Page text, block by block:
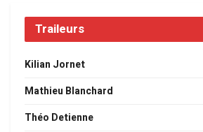
Traileurs
Kilian Jornet
Mathieu Blanchard
Théo Detienne